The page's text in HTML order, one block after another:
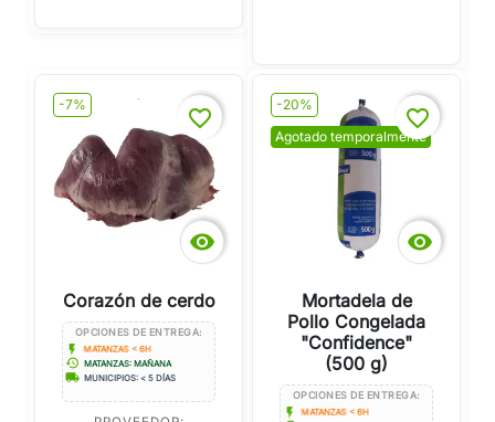
-7%

favorite_border
Corazón de cerdo
OPCIONES DE ENTREGA:
flash_on MATANZAS < 6H
history MATANZAS: MAÑANA
local_shipping MUNICIPIOS: < 5 DÍAS
-20%
Agotado temporalmente

favorite_border
Mortadela de
Pollo Congelada
"Confidence"
(500 g)
OPCIONES DE ENTREGA:
flash_on MATANZAS < 6H